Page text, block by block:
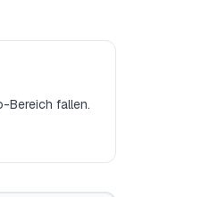
Bereich fallen.